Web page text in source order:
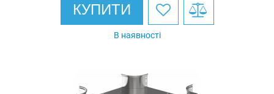
КУПИТИ
В наявності